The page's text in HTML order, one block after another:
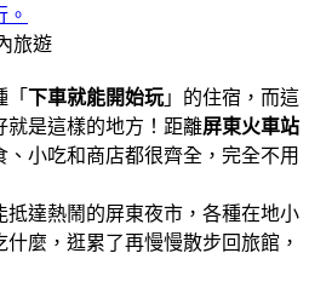
旅遊
「 下車就能開始玩」的住宿，而這
就是這樣的地方！距離屏東火車站
小吃和商店都很齊全，完全不用
抵達熱鬧的屏東夜市，各種在地小
麼，逛累了再慢慢散步回旅館，